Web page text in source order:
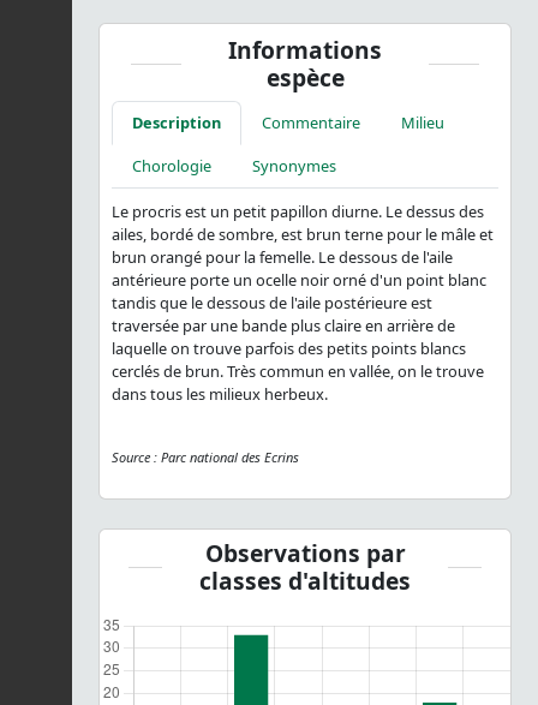
Informations
espèce
Description Commentaire
Milieu
Chorologie
Synonymes
Le procris est un petit papillon diurne. Le dessus des
ailes, bordé de sombre, est brun terne pour le mâle et
brun orangé pour la femelle. Le dessous de l'aile
antérieure porte un ocelle noir orné d'un point blanc
tandis que le dessous de l'aile postérieure est
traversée par une bande plus claire en arrière de
laquelle on trouve parfois des petits points blancs
cerclés de brun. Très commun en vallée, on le trouve
dans tous les milieux herbeux.
Source : Parc national des Ecrins
Observations par
classes d'altitudes